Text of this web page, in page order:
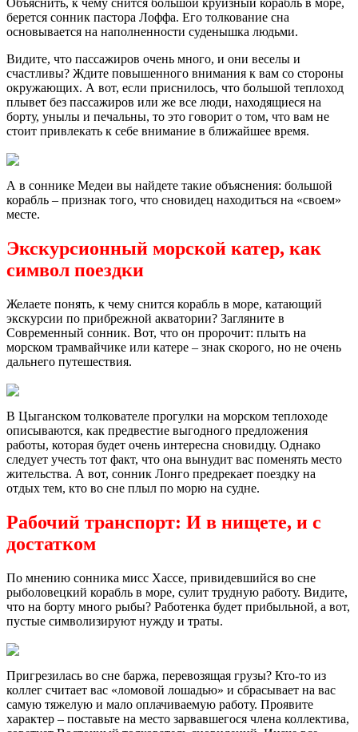
берется сонник пастора Лоффа. Его толкование сна
основывается на наполненности суденышка людьми.
Видите, что пассажиров очень много, и они веселы и
счастливы? Ждите повышенного внимания к вам со стороны
окружающих. А вот, если приснилось, что большой теплоход
плывет без пассажиров или же все люди, находящиеся на
борту, унылы и печальны, то это говорит о том, что вам не
стоит привлекать к себе внимание в ближайшее время.
А в соннике Медеи вы найдете такие объяснения: большой
корабль – признак того, что сновидец находиться на «своем»
месте.
Экскурсионный морской катер, как
символ поездки
Желаете понять, к чему снится корабль в море, катающий
экскурсии по прибрежной акватории? Загляните в
Современный сонник. Вот, что он пророчит: плыть на
морском трамвайчике или катере – знак скорого, но не очень
дальнего путешествия.
В Цыганском толкователе прогулки на морском теплоходе
описываются, как предвестие выгодного предложения
работы, которая будет очень интересна сновидцу. Однако
следует учесть тот факт, что она вынудит вас поменять место
жительства. А вот, сонник Лонго предрекает поездку на
отдых тем, кто во сне плыл по морю на судне.
Рабочий транспорт: И в нищете, и с
достатком
По мнению сонника мисс Хассе, привидевшийся во сне
рыболовецкий корабль в море, сулит трудную работу. Видите,
что на борту много рыбы? Работенка будет прибыльной, а вот,
пустые символизируют нужду и траты.
Пригрезилась во сне баржа, перевозящая грузы? Кто-то из
коллег считает вас «ломовой лошадью» и сбрасывает на вас
самую тяжелую и мало оплачиваемую работу. Проявите
характер – поставьте на место зарвавшегося члена коллектива,